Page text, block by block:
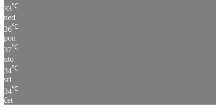
33℃
ned
36℃
pon
37℃
uto
34℃
sri
34℃
čet